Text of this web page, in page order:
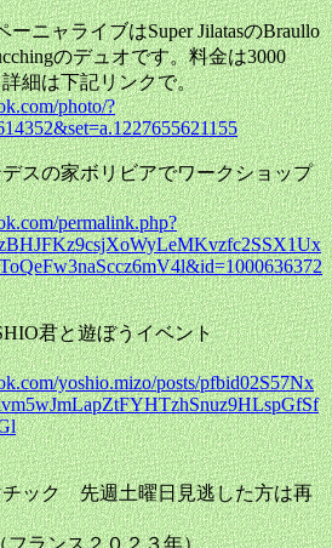
ーニャライブはSuper JilatasのBraullo
のデュオです。料金は3000
細は下記リンクで。
photo/?
スの家ボリビアでワークショップ
permalink.php?
君と遊ぼうイベント
yoshio.mizo/posts/pfbid02S57Nx
チック 先週土曜日見逃した方は再
フランス２０２３年）